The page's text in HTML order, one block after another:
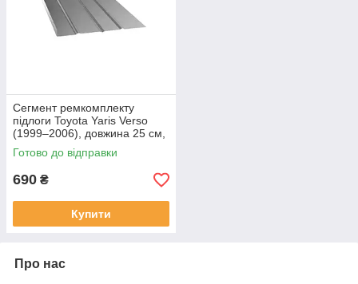
Сегмент ремкомплекту
підлоги Toyota Yaris Verso
(1999–2006), довжина 25 см,
ширина 18,5 см
Готово до відправки
690 ₴
Купити
Про нас